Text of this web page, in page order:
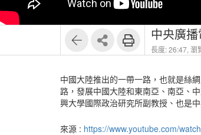
中央廣
長度: 26:47, 瀏
中國大陸推出的一帶一路，也就是絲
路，發展中國大陸和東南亞、南亞、
興大學國際政治研究所副教授、也是
來源 : https://www.youtube.com/